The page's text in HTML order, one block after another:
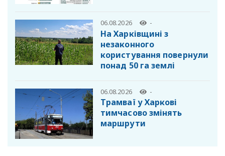
06.08.2026 -
На Харківщині з
незаконного
користування повернули
понад 50 га землі
06.08.2026 -
Трамваї у Харкові
тимчасово змінять
маршрути